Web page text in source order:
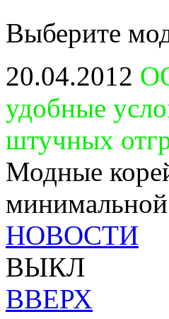
Выберите
20.04.2012
удобные
штучных
Модные
НОВОСТИ
ВЫКЛ
ВВЕРХ